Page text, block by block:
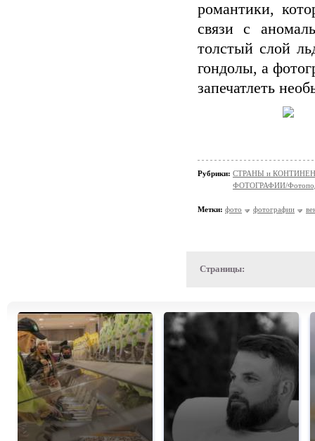
романтики,
связи с
толстый слой
гондолы, а
запечатлеть
Рубрики: СТРАНЫ и
ФОТОГРАФИИ/
Метки: фото фотографии
Страницы: